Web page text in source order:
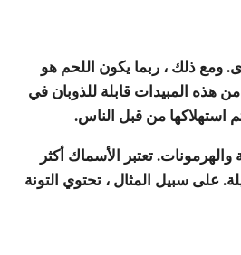
ومع ذلك ، ربما يكون اللحم هو
هذه المبيدات قابلة للذوبان في
استهلاكها من قبل الناس.
تعتبر الأسماك أكثر
على سبيل المثال ، تحتوي التونة